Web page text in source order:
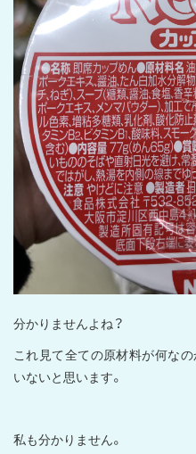
分かりませんよね？
これ見て全ての原材料が何な
いないと思います。
私も分かりません。